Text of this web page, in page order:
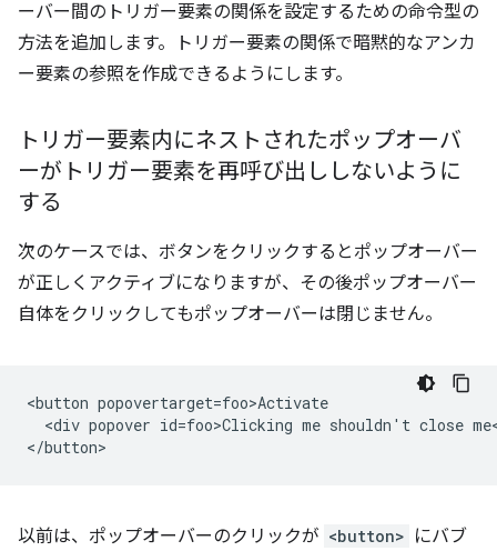
ーバー間のトリガー要素の関係を設定するための命令型の
方法を追加します。トリガー要素の関係で暗黙的なアンカ
ー要素の参照を作成できるようにします。
トリガー要素内にネストされたポップオーバ
ーがトリガー要素を再呼び出ししないように
する
次のケースでは、ボタンをクリックするとポップオーバー
が正しくアクティブになりますが、その後ポップオーバー
自体をクリックしてもポップオーバーは閉じません。
<button popovertarget=foo>Activate
<div popover id=foo>Clicking me shouldn't close
以前は、ポップオーバーのクリックが <button> にバブ